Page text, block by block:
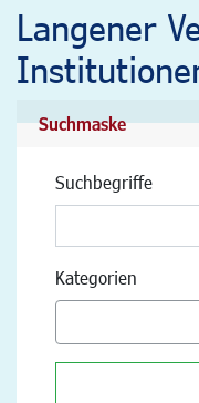
Langener
Suchmaske
Suchbegriffe
Kategorien